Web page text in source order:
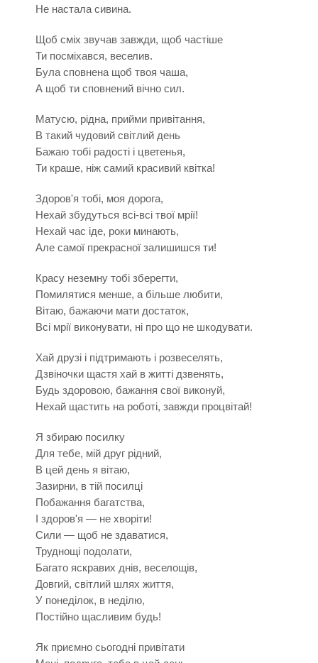
Не настала сивина.
Щоб сміх звучав завжди, щоб частіше
Ти посміхався, веселив.
Була сповнена щоб твоя чаша,
А щоб ти сповнений вічно сил.
Матусю, рідна, прийми привітання,
В такий чудовий світлий день
Бажаю тобі радості і цветенья,
Ти краше, ніж самий красивий квітка!
Здоров'я тобі, моя дорога,
Нехай збудуться всі-всі твої мрії!
Нехай час іде, роки минають,
Але самої прекрасної залишишся ти!
Красу неземну тобі зберегти,
Помилятися менше, а більше любити,
Вітаю, бажаючи мати достаток,
Всі мрії виконувати, ні про що не шкодувати.
Хай друзі і підтримають і розвеселять,
Дзвіночки щастя хай в житті дзвенять,
Будь здоровою, бажання свої виконуй,
Нехай щастить на роботі, завжди процвітай!
Я збираю посилку
Для тебе, мій друг рідний,
В цей день я вітаю,
Зазирни, в тій посилці
Побажання багатства,
І здоров'я — не хворіти!
Сили — щоб не здаватися,
Труднощі подолати,
Багато яскравих днів, веселощів,
Довгий, світлий шлях життя,
У понеділок, в неділю,
Постійно щасливим будь!
Як приємно сьогодні привітати